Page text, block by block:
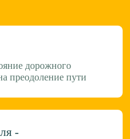
дорожного
преодоление пути
-